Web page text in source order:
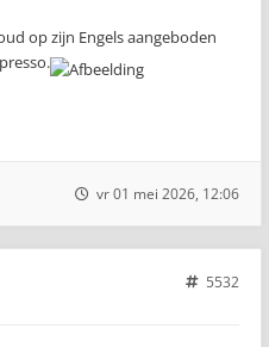
op zijn Engels aangeboden
vr 01 mei 2026, 12:06
5532